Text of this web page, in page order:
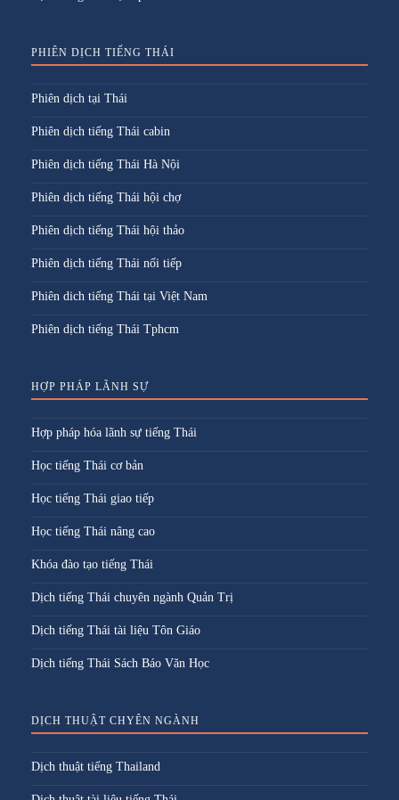
PHIÊN DỊCH TIẾNG THÁI
Phiên dịch tại Thái
Phiên dịch tiếng Thái cabin
Phiên dịch tiếng Thái Hà Nội
Phiên dịch tiếng Thái hội chợ
Phiên dịch tiếng Thái hội thảo
Phiên dịch tiếng Thái nối tiếp
Phiên dich tiếng Thái tại Việt Nam
Phiên dịch tiếng Thái Tphcm
HỢP PHÁP LÃNH SỰ
Hợp pháp hóa lãnh sự tiếng Thái
Học tiếng Thái cơ bản
Học tiếng Thái giao tiếp
Học tiếng Thái nâng cao
Khóa đào tạo tiếng Thái
Dịch tiếng Thái chuyên ngành Quản Trị
Dịch tiếng Thái tài liệu Tôn Giáo
Dịch tiếng Thái Sách Báo Văn Học
DỊCH THUẬT CHYÊN NGÀNH
Dịch thuật tiếng Thailand